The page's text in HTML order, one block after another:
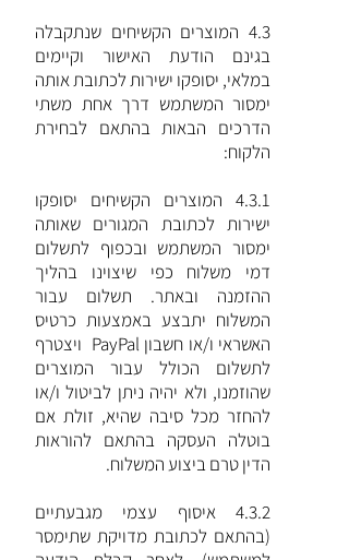
4.3 המוצרים הקשיחים שנתקבלה
בגינם הודעת האישור וקיימים
במלאי, יסופקו ישירות לכתובת אותה
ימסור המשתמש דרך אחת משתי
הדרכים הבאות בהתאם לבחירת
הלקוח:
4.3.1 המוצרים הקשיחים יסופקו
ישירות לכתובת המגורים שאותה
ימסור המשתמש ובכפוף לתשלום
דמי משלוח כפי שיצוינו בהליך
ההזמנה ובאתר. תשלום עבור
המשלוח יתבצע באמצעות כרטיס
האשראי ו/או חשבון PayPal ויצטרף
לתשלום הכולל עבור המוצרים
שהוזמנו, ולא יהיה ניתן לביטול ו/או
להחזר מכל סיבה שהיא, זולת אם
בוטלה העסקה בהתאם להוראות
הדין טרם ביצוע המשלוח.
4.3.2 איסוף עצמי מגבעתיים
(בהתאם לכתובת מדויקת שתימסר